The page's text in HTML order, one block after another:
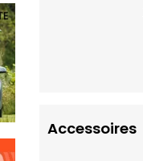
Accessoires